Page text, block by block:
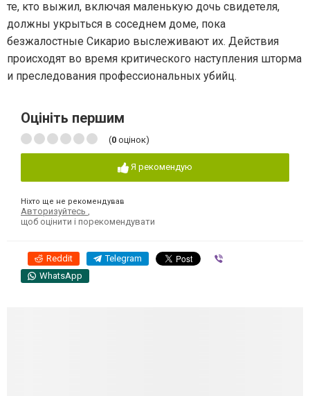
те, кто выжил, включая маленькую дочь свидетеля,
должны укрыться в соседнем доме, пока
безжалостные Сикарио выслеживают их. Действия
происходят во время критического наступления шторма
и преследования профессиональных убийц.
Оцініть першим
(0 оцінок)
Я рекомендую
Ніхто ще не рекомендував
Авторизуйтесь
щоб оцінити і порекомендувати
Reddit Telegram
WhatsApp